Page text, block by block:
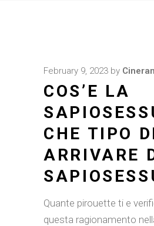
February 9, 2023 by
COS’E LA
CHE TIPO
ARRIVARE
Quante pirouette ti e
questa ragionamento